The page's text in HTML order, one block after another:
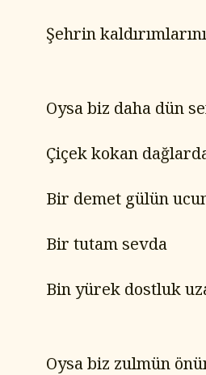
Şehrin
Oysa biz daha dün
Çiçek kokan
Bir demet gülün
Bir tutam sevda
Bin yürek dostluk
Oysa biz zulmün